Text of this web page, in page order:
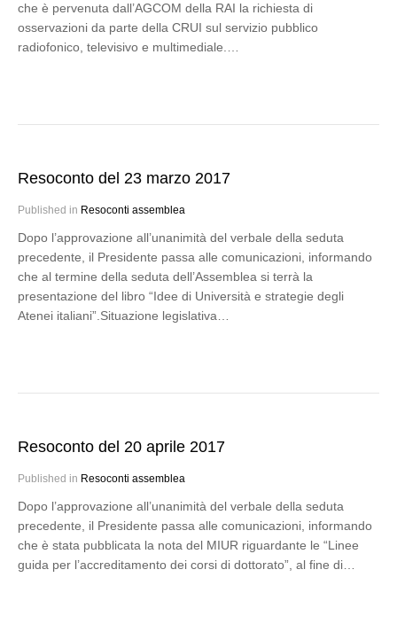
che è pervenuta dall’AGCOM della RAI la richiesta di
osservazioni da parte della CRUI sul servizio pubblico
radiofonico, televisivo e multimediale.…
Resoconto del 23 marzo 2017
Published in Resoconti assemblea
Dopo l’approvazione all’unanimità del verbale della seduta
precedente, il Presidente passa alle comunicazioni, informando
che al termine della seduta dell’Assemblea si terrà la
presentazione del libro “Idee di Università e strategie degli
Atenei italiani”.Situazione legislativa…
Resoconto del 20 aprile 2017
Published in Resoconti assemblea
Dopo l’approvazione all’unanimità del verbale della seduta
precedente, il Presidente passa alle comunicazioni, informando
che è stata pubblicata la nota del MIUR riguardante le “Linee
guida per l’accreditamento dei corsi di dottorato”, al fine di…